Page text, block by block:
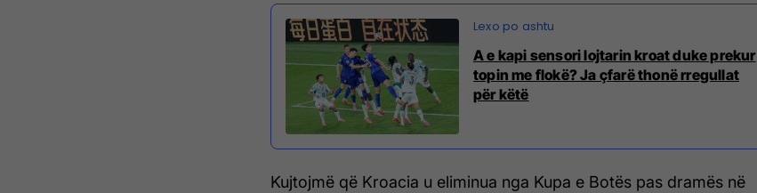
A e kapi sensori lojtarin kroat duke prekur
topin me flokë? Ja çfarë thonë rregullat
për këtë
Kujtojmë që Kroacia u eliminua nga Kupa e Botës pas dramës në